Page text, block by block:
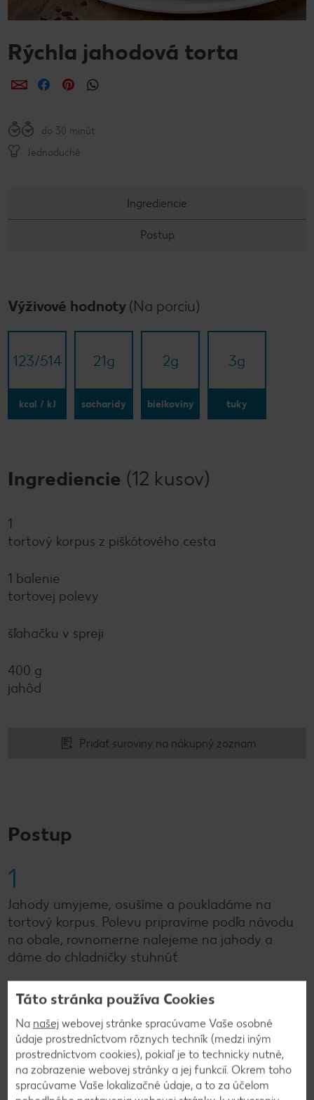
Rýchla jahodová torta
ZdieľaťZdieľaťZdieľať
do 30 minút
Jednoduché
Ingrediencie
Postup
Výživové hodnoty (Na porciu)
123/​514
kcal / kJ
21g
sacharidy
2g
bielkoviny
3g
tuky
Ingrediencie (12 kusov)
1
tortový korpus z piškótového cesta
1 balenie
tortovej polevy
šľahačku v spreji
400 g
jahôd
Pridať suroviny na nákupný zoznam
Postup
1
Jahody umyjeme, osušíme a poukladáme na
tortový korpus. Polevu pripravíme podľa návodu
na obale, rovnomerne nalejeme na jahody a
dáme do chladničky stuhnúť.
2
Tortu dozdobíme šľahačkou a čokoládovými
hoblinkami. Nakrájame na kusy a podávame.
Táto stránka používa Cookies
Na našej webovej stránke spracúvame Vaše osobné
údaje prostredníctvom rôznych techník (medzi iným
prostredníctvom cookies), pokiaľ je to technicky nutné,
na zobrazenie webovej stránky a jej funkcií. Okrem toho
spracúvame Vaše lokalizačné údaje, a to za účelom